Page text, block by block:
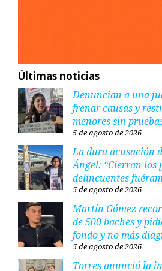
Últimas noticias
Denuncian a una
frenar causas y
menores sin
5 de agosto de 2026
La dura acusación
Ángel: “Cierran los
delincuentes
5 de agosto de 2026
Martín Gómez
de 500 baches y
fondo y no más
5 de agosto de 2026
Torres anunció la